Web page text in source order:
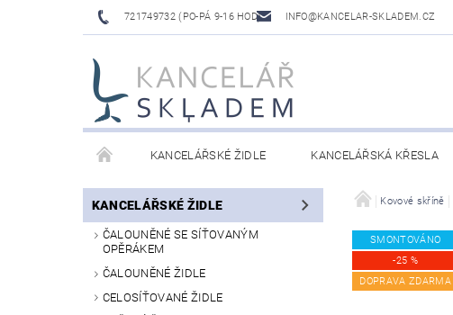
721749732 (PO-PÁ 9-16 HOD) INFO@KANCELAR-SKLADEM.CZ
KANCELÁŘSKÉ ŽIDLE KANCELÁŘSKÁ KŘESLA
LAVICE DO ČEKÁREN VÝŠKOVĚ NASTAVITELNÉ STOLY
KANCELÁŘSKÉ ŽIDLE
ČALOUNĚNÉ SE SÍŤOVANÝM
OPĚRÁKEM
ČALOUNĚNÉ ŽIDLE
CELOSÍŤOVANÉ ŽIDLE
Kovové skříně
SMONTOVÁNO
-25 %
DOPRAVA ZDARMA